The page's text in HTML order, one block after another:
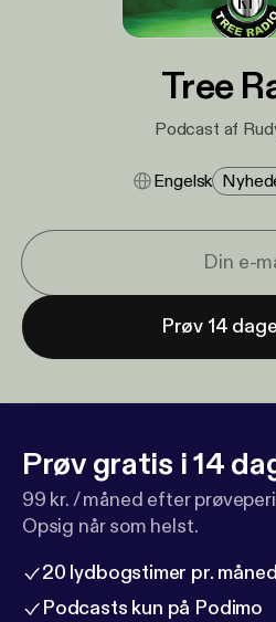
Tree
Podcast af
Engelsk
Prøv 14
Prøv gratis i 14
99 kr. / måned efter
Opsig når som helst.
20 lydbogstimer pr. måned
Podcasts kun på Podimo